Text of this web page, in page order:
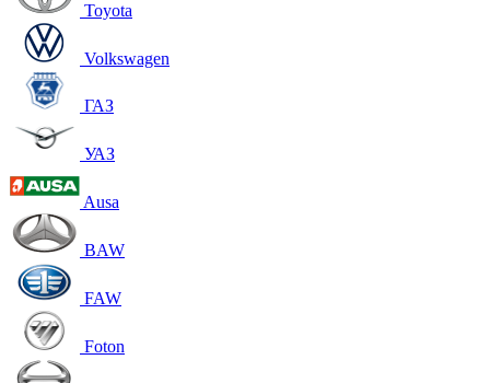
Toyota
Volkswagen
ГАЗ
УАЗ
Ausa
BAW
FAW
Foton